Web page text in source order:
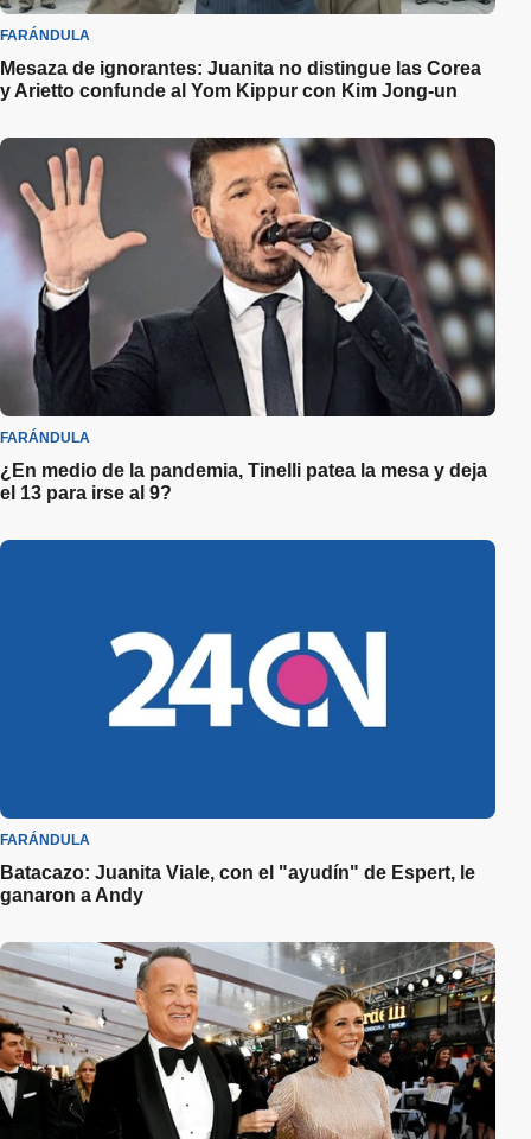
FARÁNDULA
Mesaza de ignorantes: Juanita no distingue las Corea
y Arietto confunde al Yom Kippur con Kim Jong-un
FARÁNDULA
¿En medio de la pandemia, Tinelli patea la mesa y deja
el 13 para irse al 9?
FARÁNDULA
Batacazo: Juanita Viale, con el "ayudín" de Espert, le
ganaron a Andy